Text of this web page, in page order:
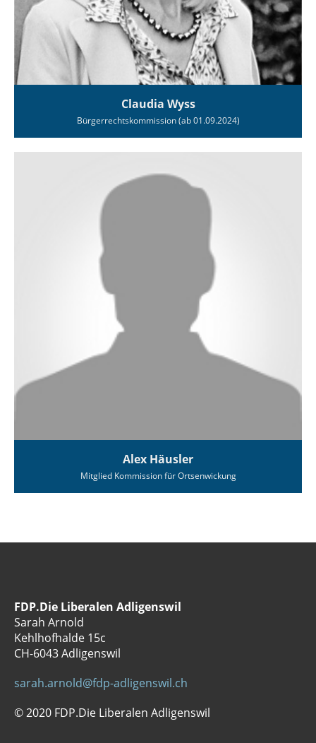
Claudia Wyss
Bürgerrechtskommission (ab 01.09.2024)
Alex Häusler
Mitglied Kommission für Ortsenwickung
FDP.Die Liberalen Adligenswil
Sarah Arnold
Kehlhofhalde 15c
CH-6043 Adligenswil
sarah.arnold@fdp-adligenswil.ch
© 2020 FDP.Die Liberalen Adligenswil